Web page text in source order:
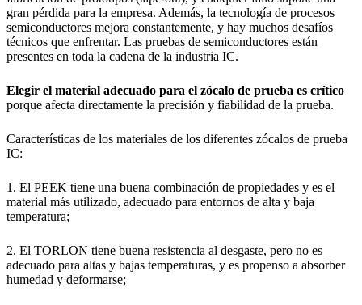
gran pérdida para la empresa. Además, la tecnología de procesos
semiconductores mejora constantemente, y hay muchos desafíos
técnicos que enfrentar. Las pruebas de semiconductores están
presentes en toda la cadena de la industria IC.
Elegir el material adecuado para el zócalo de prueba es crítico
porque afecta directamente la precisión y fiabilidad de la prueba.
Características de los materiales de los diferentes zócalos de prueba
IC:
1. El PEEK tiene una buena combinación de propiedades y es el
material más utilizado, adecuado para entornos de alta y baja
temperatura;
2. El TORLON tiene buena resistencia al desgaste, pero no es
adecuado para altas y bajas temperaturas, y es propenso a absorber
humedad y deformarse;